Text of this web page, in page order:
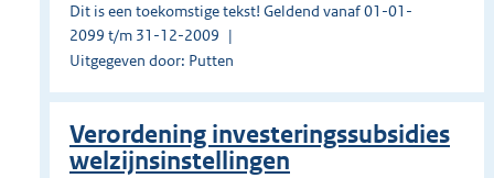
Dit is een toekomstige tekst! Geldend vanaf 01-01-
2099 t/m 31-12-2009
Uitgegeven door: Putten
Verordening investeringssubsidies
welzijnsinstellingen